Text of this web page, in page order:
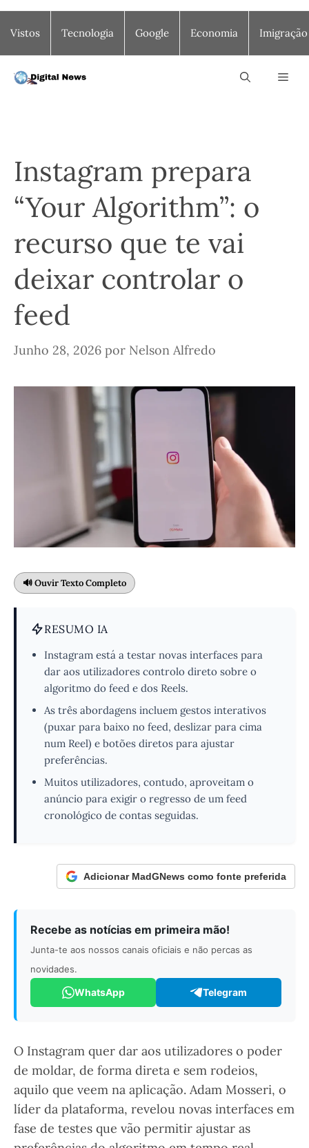
para
o
conteúdo
Vistos Tecnologia Google Economia Imigração
Instagram prepara
“Your Algorithm”: o
recurso que te vai
deixar controlar o
feed
Junho 28, 2026 por Nelson Alfredo
🔊 Ouvir Texto Completo
RESUMO IA
Instagram está a testar novas interfaces para
dar aos utilizadores controlo direto sobre o
algoritmo do feed e dos Reels.
As três abordagens incluem gestos interativos
(puxar para baixo no feed, deslizar para cima
num Reel) e botões diretos para ajustar
preferências.
Muitos utilizadores, contudo, aproveitam o
anúncio para exigir o regresso de um feed
cronológico de contas seguidas.
Adicionar MadGNews como fonte preferida
Recebe as notícias em primeira mão!
Junta-te aos nossos canais oficiais e não percas as
novidades.
WhatsApp Telegram
O Instagram quer dar aos utilizadores o poder
de moldar, de forma direta e sem rodeios,
aquilo que veem na aplicação. Adam Mosseri, o
líder da plataforma, revelou novas interfaces em
fase de testes que vão permitir ajustar as